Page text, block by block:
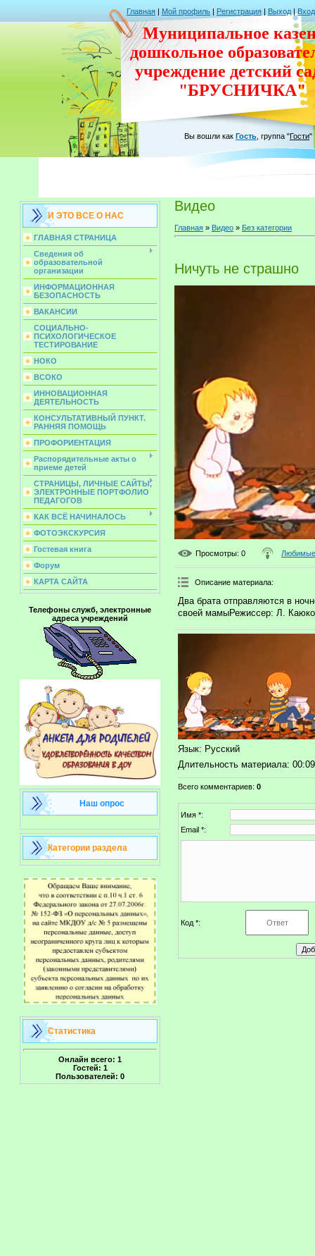
Главная | Мой профиль | Регистрация | Выход | Вход
Муниципальное
дошкольное
учреждение детский
"БРУСНИЧКА"
Вы вошли как Гость группа "Гости"
И ЭТО ВСЕ О НАС
ГЛАВНАЯ СТРАНИЦА
Сведения об
образовательной
организации
ИНФОРМАЦИОННАЯ
БЕЗОПАСНОСТЬ
ВАКАНСИИ
СОЦИАЛЬНО-
ПСИХОЛОГИЧЕСКОЕ
ТЕСТИРОВАНИЕ
НОКО
ВСОКО
ИННОВАЦИОННАЯ
ДЕЯТЕЛЬНОСТЬ
КОНСУЛЬТАТИВНЫЙ ПУНКТ.
РАННЯЯ ПОМОЩЬ
ПРОФОРИЕНТАЦИЯ
Распорядительные акты о
приеме детей
СТРАНИЦЫ, ЛИЧНЫЕ САЙТЫ,
ЭЛЕКТРОННЫЕ ПОРТФОЛИО
ПЕДАГОГОВ
КАК ВСЁ НАЧИНАЛОСЬ
ФОТОЭКСКУРСИЯ
Гостевая книга
Форум
КАРТА САЙТА
Телефоны служб, электронные
адреса учреждений
Наш опрос
Категории раздела
Статистика
Онлайн всего: 1
Гостей: 1
Пользователей: 0
Видео
Главная » Видео » Без категории
Ничуть не страшно
Просмотры: 0 Любимые
Описание материала:
Два брата отправляются в
своей мамыРежиссер: Л.
Язык: Русский
Длительность материала:
Всего комментариев: 0
Имя *:
Email *:
Код *: